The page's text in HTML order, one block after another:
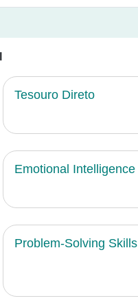
Tesouro Direto
Emotional Intelligence
Problem-Solving Skills